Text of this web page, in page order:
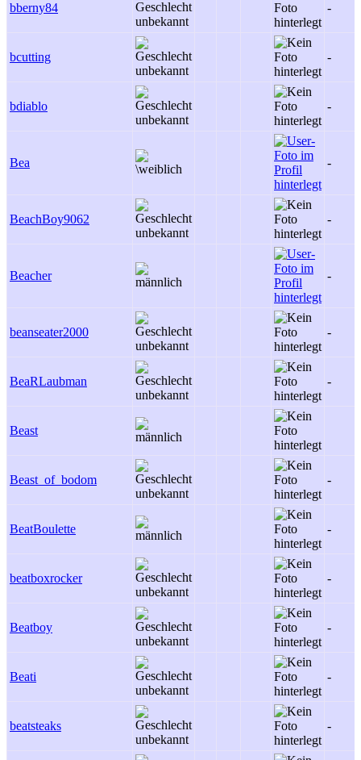
bberny84 -
bcutting -
bdiablo -
Bea -
BeachBoy9062 -
Beacher -
beanseater2000 -
BeaRLaubman -
Beast
Beast_of_bodom -
BeatBoulette -
beatboxrocker -
Beatboy -
Beati -
beatsteaks -